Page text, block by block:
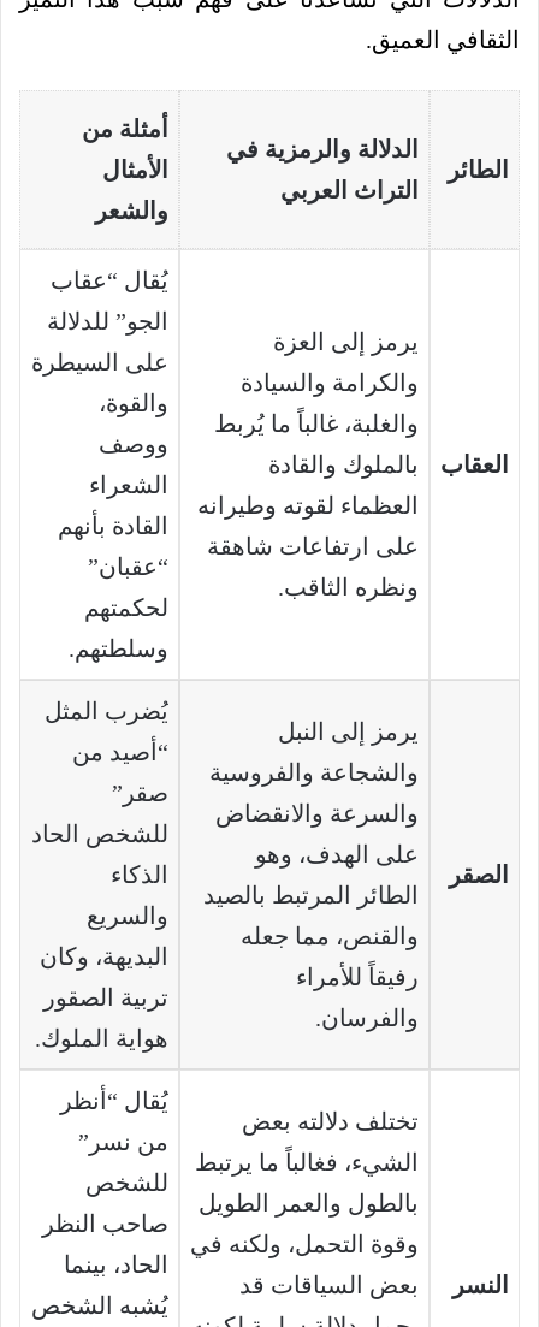
الثقافي العميق.
الطائر
الدلالة والرمزية في
التراث العربي
أمثلة من
الأمثال
والشعر
العقاب
يرمز إلى العزة
والكرامة والسيادة
والغلبة، غالباً ما يُربط
بالملوك والقادة
العظماء لقوته وطيرانه
على ارتفاعات شاهقة
ونظره الثاقب.
يُقال “عقاب
الجو” للدلالة
على السيطرة
والقوة،
ووصف
الشعراء
القادة بأنهم
“عقبان”
لحكمتهم
وسلطتهم.
الصقر
يرمز إلى النبل
والشجاعة والفروسية
والسرعة والانقضاض
على الهدف، وهو
الطائر المرتبط بالصيد
والقنص، مما جعله
رفيقاً للأمراء
والفرسان.
يُضرب المثل
“أصيد من
صقر”
للشخص الحاد
الذكاء
والسريع
البديهة، وكان
تربية الصقور
هواية الملوك.
النسر
تختلف دلالته بعض
الشيء، فغالباً ما يرتبط
بالطول والعمر الطويل
وقوة التحمل، ولكنه في
بعض السياقات قد
يُقال “أنظر
من نسر”
للشخص
صاحب النظر
الحاد، بينما
يُشبه الشخص